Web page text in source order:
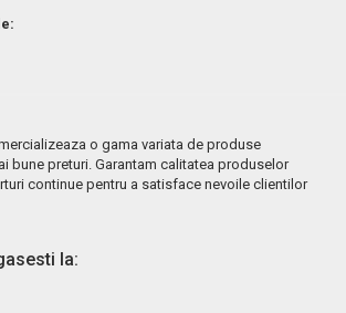
o gama variata de produse
bune preturi. Garantam calitatea produselor
continue pentru a satisface nevoile clientilor
la: